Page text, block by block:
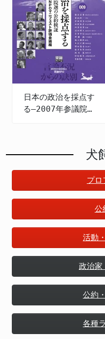
日本の政治を採点す
る―2007年参議院選
犬
プロ
公
活動
政治家
公約
各種